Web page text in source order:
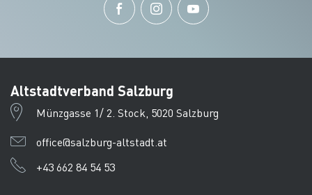
Altstadtverband Salzburg
Münzgasse 1/ 2. Stock, 5020 Salzburg
office@salzburg-altstadt.at
+43 662 84 54 53